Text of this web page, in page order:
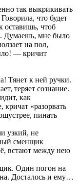
так выкрикивать
что будет
оставишь, чтоб
Думаешь, мне было
на пол,
— кричит
Тянет к ней ручки.
теряет сознание.
как
«разорвать
пинать
узкий, не
сменщик
встают между нею
Один погон на
Досталось и ему…